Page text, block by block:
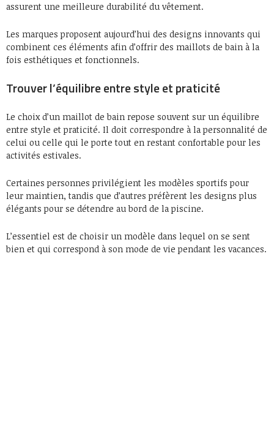
assurent une meilleure durabilité du vêtement.
Les marques proposent aujourd’hui des designs innovants qui
combinent ces éléments afin d’offrir des maillots de bain à la
fois esthétiques et fonctionnels.
Trouver l’équilibre entre style et praticité
Le choix d’un maillot de bain repose souvent sur un équilibre
entre style et praticité. Il doit correspondre à la personnalité de
celui ou celle qui le porte tout en restant confortable pour les
activités estivales.
Certaines personnes privilégient les modèles sportifs pour
leur maintien, tandis que d’autres préfèrent les designs plus
élégants pour se détendre au bord de la piscine.
L’essentiel est de choisir un modèle dans lequel on se sent
bien et qui correspond à son mode de vie pendant les vacances.